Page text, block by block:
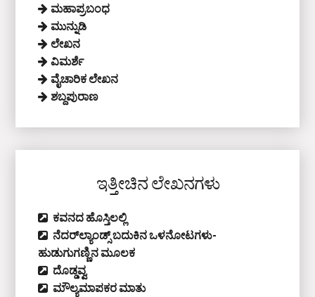
ಮಹಾಪ್ರಬಂಧ
ಮುನ್ನುಡಿ
ಲೇಖನ
ವಿಮರ್ಶೆ
ವೈಚಾರಿಕ ಲೇಖನ
ಶಬ್ದಪುರಾಣ
ಇತ್ತೀಚಿನ ಲೇಖನಗಳು
ಕವನದ ಹೊಸ್ತಿಲಲ್ಲಿ
ನೆದರ್‌ಲ್ಯಾಂಡ್ಸ್‌ ಬದುಕಿನ ಒಳನೋಟಗಳು-
ಹುಡುಗುಗಣ್ಣಿನ ಮೂಲಕ
ದೊಡ್ಡವ್ವ
ಮೌಲ್ಯಮಾಪಕರ ಮಾತು